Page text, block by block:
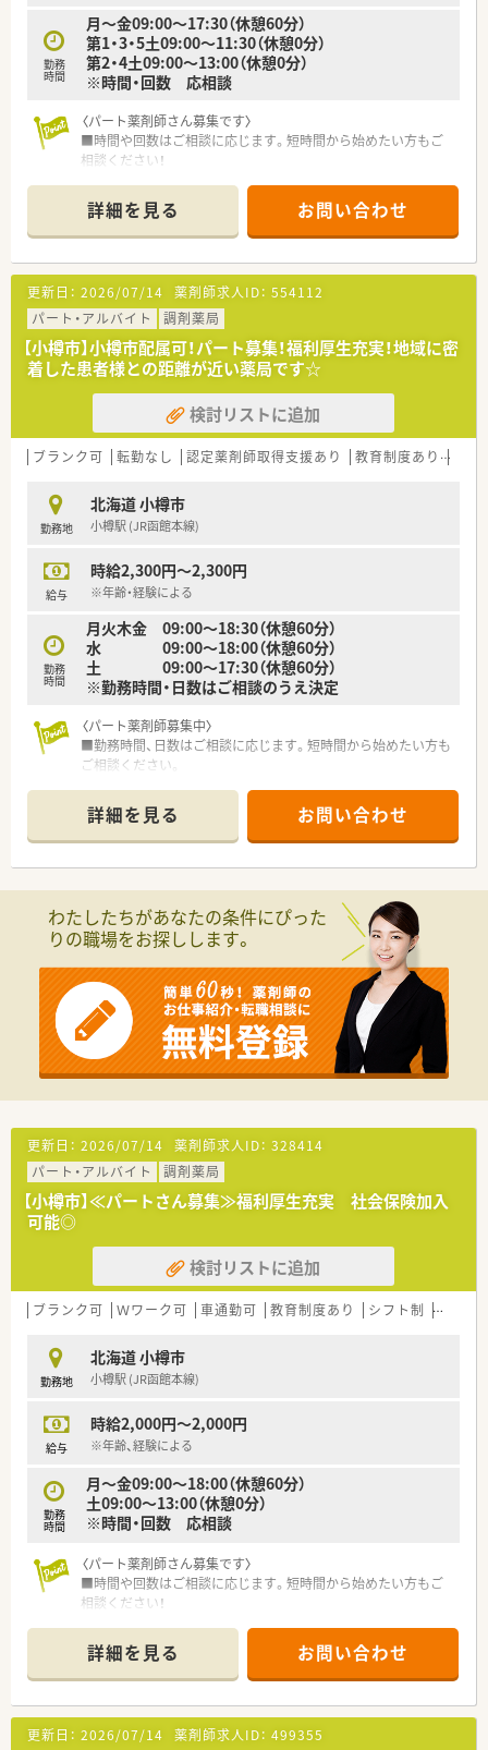
勤務
時間
月～金09:00～17:30（休憩60分）
第1・3・5土09:00～11:30（休憩0分）
第2・4土09:00～13:00（休憩0分）
※時間・回数 応相談
〈パート薬剤師さん募集です〉
■時間や回数はご相談に応じます。短時間から始めたい方もご
相談ください！
させていただきます
■週20時間以上勤務で社保加入対象です。しっかり働きたい方
も歓迎！
■サポート体制万全！研修制度も整っています。
経験が浅くて調剤に自信のない方、結婚や出産などでブランク
ある方の復帰も歓迎です。
〈こんな薬局です〉
■JR小樽駅から徒歩7分、寿司屋通沿い、アーケード街の入口に
あります。
通勤はもちろん、お仕事後のお買い物にも便利な街中勤務で
■モダンなおしゃれな外観！薬局内は広く、ゆったりとしていま
す。
しています。
■処方せん枚数は1日80枚程度
消化器内科、外科、肛門科、小児科など複数科を扱っており、在
■薬剤師4名在籍しています。
詳細を見る お問い合わせ
更新日： 2026/07/14 薬剤師求人ID： 554112
パート・アルバイト
調剤薬局
【小樽市】小樽市配属可！パート募集！福利厚生充実！地域に密
着した患者様との距離が近い薬局です☆
検討リストに追加
ブランク可 転勤なし 認定薬剤師取得支援あり 教育制度あり
勤務地
北海道 小樽市
小樽駅 (JR函館本線)
給与
時給2,300円～2,300円
※年齢・経験による
勤務
時間
月火木金 09:00～18:30（休憩60分）
水 09:00～18:00（休憩60分）
土 09:00～17:30（休憩60分）
※勤務時間・日数はご相談のうえ決定
〈パート薬剤師募集中〉
■勤務時間、日数はご相談に応じます。短時間から始めたい方も
ご相談ください。
せていただきます。
■週20時間以上勤務で社保加入の対象となります。フルタイム
で働きたい方も歓迎です。
■教育サポート体制も万全！研修制度が充実しています。ご経験
〈こんな薬局です〉
■JR小樽駅から車で5分程度、長橋十字街バス停から徒歩1分の
アクセスです。
■整形外科、眼科、耳鼻科、内科など複数の医療機関からの処方
箋を1日あたり100枚程度応需しており、在宅にも対応していま
す。
■補聴器や介護用品も取り扱い、栄養士による栄養相談も行う地
域に根ざした薬局です。
■薬剤師複数名在籍、厚めの人員体制で社員同士助け合いながら
詳細を見る お問い合わせ
わたしたちがあなたの条件にぴった
りの職場をお探しします。
更新日： 2026/07/14 薬剤師求人ID： 328414
パート・アルバイト
調剤薬局
【小樽市】≪パートさん募集≫福利厚生充実 社会保険加入
可能◎
検討リストに追加
ブランク可 Ｗワーク可 車通勤可 教育制度あり シフト制 大手チ
勤務地
北海道 小樽市
小樽駅 (JR函館本線)
給与
時給2,000円～2,000円
※年齢、経験による
勤務
時間
月～金09:00～18:00（休憩60分）
土09:00～13:00（休憩0分）
※時間・回数 応相談
〈パート薬剤師さん募集です〉
■時間や回数はご相談に応じます。短時間から始めたい方もご
相談ください！
させていただきます
■週20時間以上勤務で社保加入対象です。しっかり働きたい方
も歓迎！
■サポート体制万全！研修制度も整っています。
経験が浅くて調剤に自信のない方、結婚や出産などでブランク
ある方の復帰も歓迎です。
詳細を見る お問い合わせ
更新日： 2026/07/14 薬剤師求人ID： 499355